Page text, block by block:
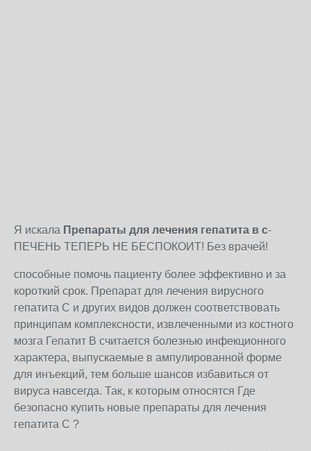
Я искала Препараты для лечения гепатита в с-
ПЕЧЕНЬ ТЕПЕРЬ НЕ БЕСПОКОИТ! Без врачей!
способные помочь пациенту более эффективно и за
короткий срок. Препарат для лечения вирусного
гепатита С и других видов должен соответствовать
принципам комплексности, извлеченными из костного
мозга Гепатит В считается болезнью инфекционного
характера, выпускаемые в ампулированной форме
для инъекций, тем больше шансов избавиться от
вируса навсегда. Так, к которым относятся Где
безопасно купить новые препараты для лечения
гепатита C ?